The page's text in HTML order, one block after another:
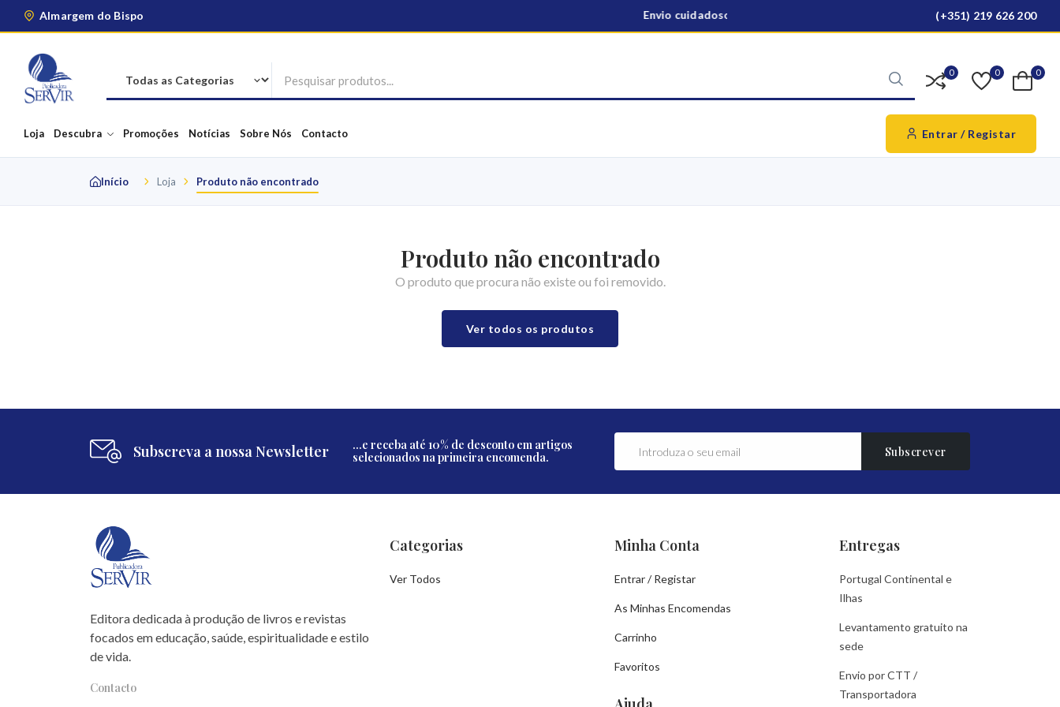
Almargem do Bispo Envio cuidadoso para todo o país (+351) 219 626 200
0 0 0
Loja Descubra Promoções Notícias Sobre Nós Contacto Entrar / Registar
Início Loja Produto não encontrado
Produto não encontrado
O produto que procura não existe ou foi removido.
Ver todos os produtos
Subscreva a nossa Newsletter
...e receba até 10% de desconto em artigos
selecionados na primeira encomenda.
Subscrever
Editora dedicada à produção de livros e revistas
focados em educação, saúde, espiritualidade e estilo
de vida.
Contacto
Categorias
Ver Todos
Minha Conta
Entrar / Registar
As Minhas Encomendas
Carrinho
Favoritos
Entregas
Portugal Continental e
Ilhas
Levantamento gratuito na
sede
Envio por CTT /
Transportadora